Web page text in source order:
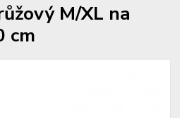
M/XL na
cm